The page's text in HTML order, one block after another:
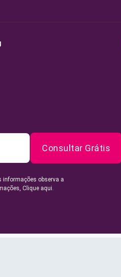
Consultar Grátis
informações observa a
Clique aqui.